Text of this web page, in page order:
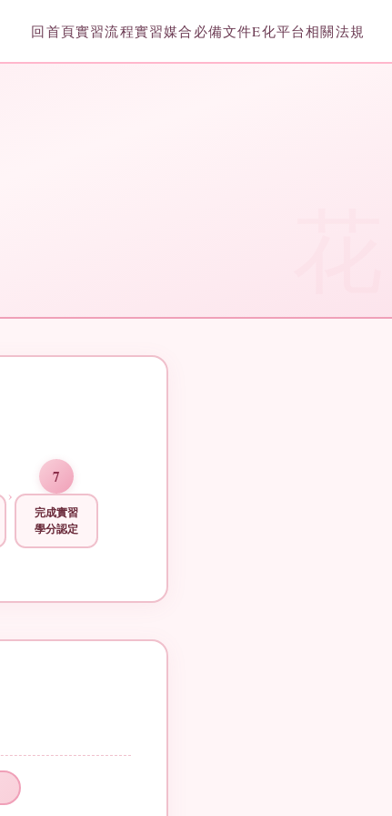
回首頁實習流程實習媒合 必備文件E化平台相關法規
›
7
完成實習
學分認定